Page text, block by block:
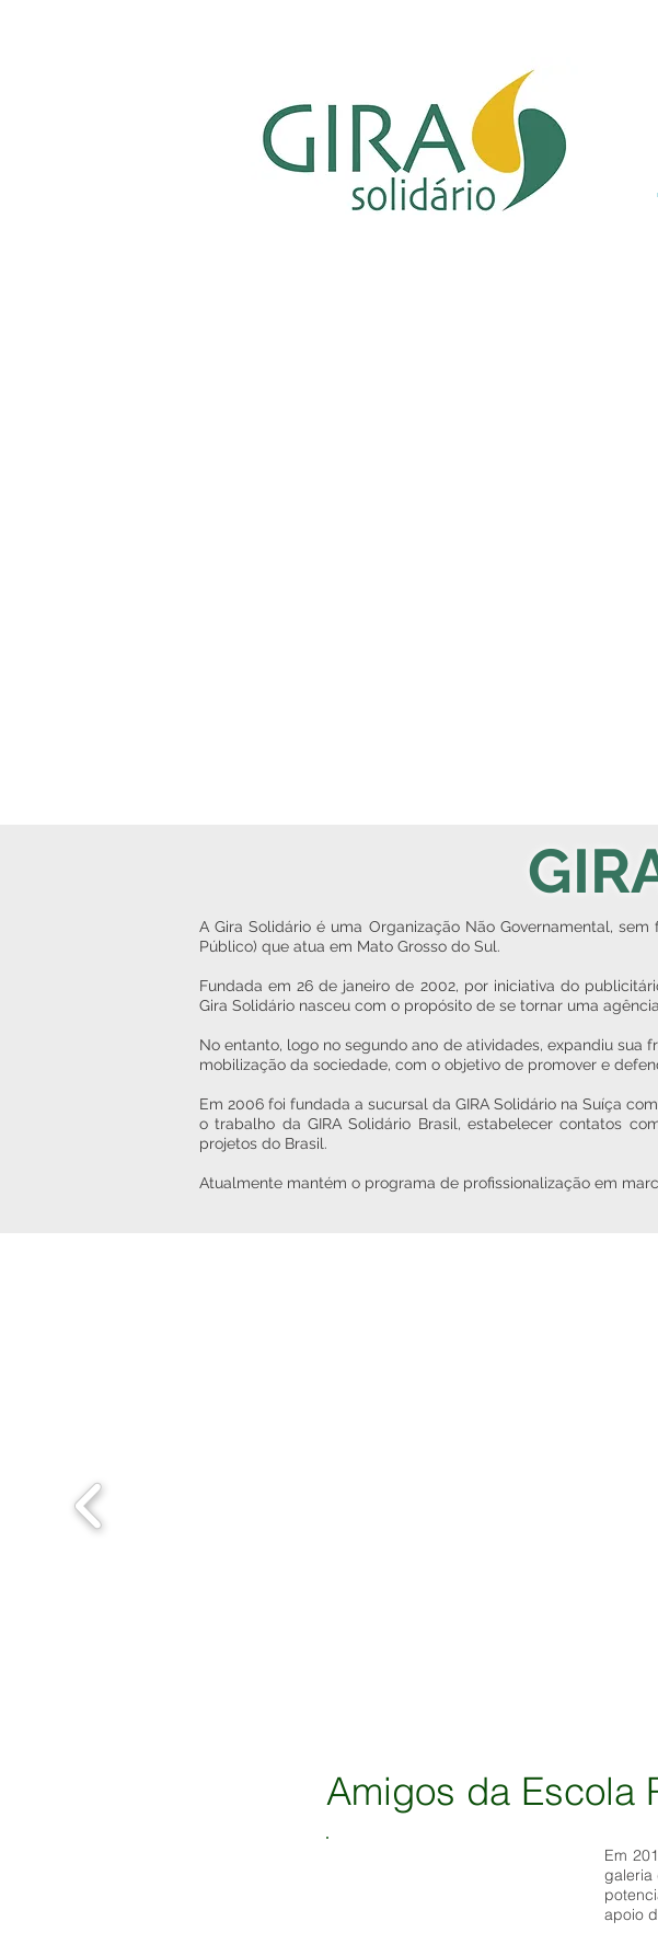
A Gira Solidário é uma Organização Não Governamental,
Público) que atua em Mato Grosso do Sul.
Fundada em 26 de janeiro de 2002, por iniciativa do
Gira Solidário nasceu com o propósito de se tornar uma
No entanto, logo no segundo ano de atividades, expandiu
mobilização da sociedade, com o objetivo de promover e
Em 2006 foi fundada a sucursal da GIRA Solidário na Suíça
o trabalho da GIRA Solidário Brasil, estabelecer contatos
projetos do Brasil.
Atualmente mantém o programa de profissionalização em
Amigos da Escola
Em
galeria
apoio